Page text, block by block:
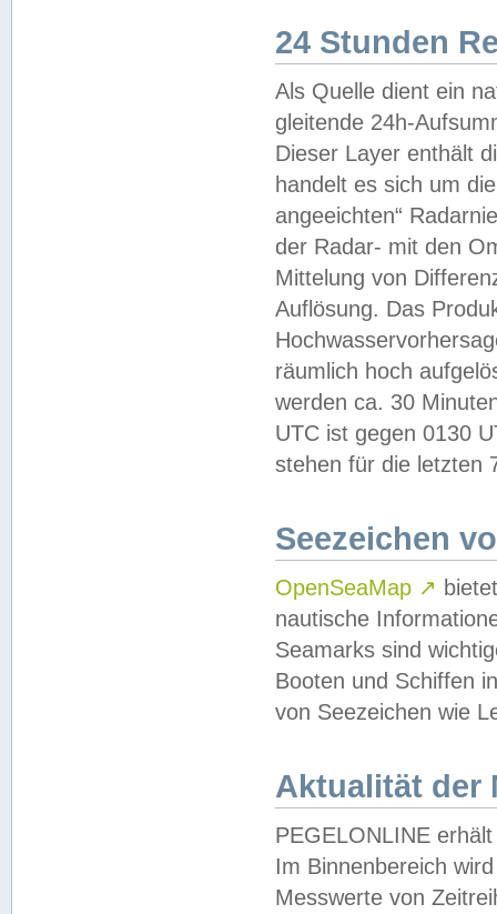
24 Stunden
Als Quelle dient ein
gleitende 24h-
Dieser Layer enthält
handelt es sich um
angeeichten“
der Radar- mit den
Mittelung von
Auflösung. Das
räumlich hoch
werden ca. 30
UTC ist gegen 0130
stehen für die letzten
Seezeichen
OpenSeaMap ↗
nautische
Seamarks sind
Booten und Schiffen
von Seezeichen wie
Aktualität der
PEGELONLINE
Im Binnenbereich
Messwerte von